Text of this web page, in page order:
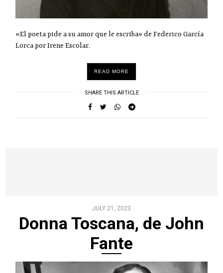
«El poeta pide a su amor que le escriba» de Federico García
Lorca por Irene Escolar.
READ MORE
SHARE THIS ARTICLE
JULY 21, 2023
Donna Toscana, de John
Fante